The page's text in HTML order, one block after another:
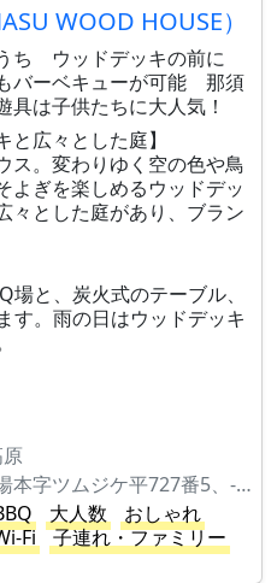
WOOD HOUSE）
ち ウッドデッキの前に
バーベキューが可能 那須
は子供たちに大人気！
と広々とした庭】
ス。変わりゆく空の色や鳥
よぎを楽しめるウッドデッ
々とした庭があり、ブラン
と、炭火式のテーブル、
す。雨の日はウッドデッキ
栃木県那須郡那須町高久乙湯本字ツムジケ平727番5、-11
大人数
おしゃれ
Fi
子連れ・ファミリー